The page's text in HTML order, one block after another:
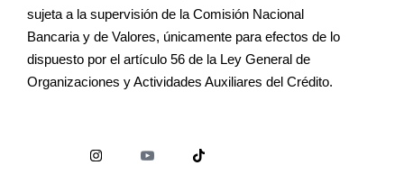
sujeta a la supervisión de la Comisión Nacional
Bancaria y de Valores, únicamente para efectos de lo
dispuesto por el artículo 56 de la Ley General de
Organizaciones y Actividades Auxiliares del Crédito.